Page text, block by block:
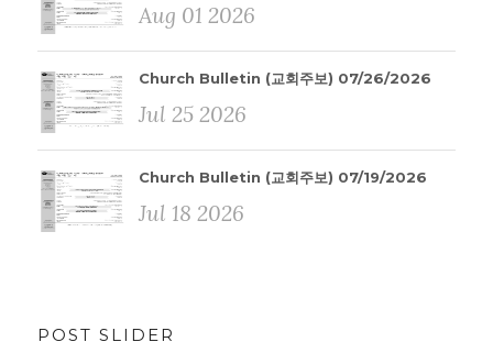
Aug 01 2026
Church Bulletin (교회주보) 07/26/2026
Jul 25 2026
Church Bulletin (교회주보) 07/19/2026
Jul 18 2026
POST SLIDER